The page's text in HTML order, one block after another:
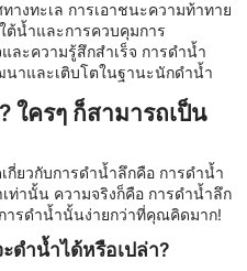
างทะเล การเอาชนะความท้าทาย
ต้น้ำและการควบคุมการ
ละความรู้สึกสำเร็จ การดำน้ำ
าและเติบโตในฐานะนักดำน้ำ
ใครๆ ก็สามารถเป็น
กี่ยวกับการดำน้ำลึกคือ การดำน้ำ
ท่านั้น ความจริงก็คือ การดำน้ำลึก
ารดำน้ำนั้นง่ายกว่าที่คุณคิดมาก!
ดำน้ำได้หรือเปล่า?